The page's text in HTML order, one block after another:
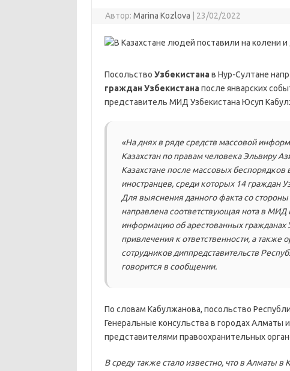
Автор: Marina Kozlova 23/02/2022
Посольство Узбекистанав Нур-Султане
граждан Узбекистанапосле январских
представитель МИД Узбекистана Юсуп
«На днях в ряде средств массовой
Казахстан по правам человека Эльвиру
Казахстане после массовых беспорядков
иностранцев, среди которых 14 граждан
Для выяснения данного факта со стороны
направлена соответствующая нота в МИД
информацию об арестованных гражданах
привлечения к ответственности, а также
сотрудников диппредставительств
говорится в сообщении.
По словам Кабулжанова, посольство
Генеральные консульства в городах Алматы
представителями правоохранительных
В среду также стало известно, что в Алматы